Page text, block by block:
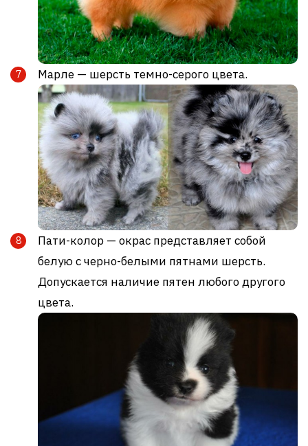
Марле — шерсть темно-серого цвета.
Пати-колор — окрас представляет собой
белую с черно-белыми пятнами шерсть.
Допускается наличие пятен любого другого
цвета.